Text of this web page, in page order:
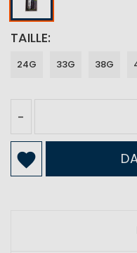
TAILLE
24G 33G 38G
-